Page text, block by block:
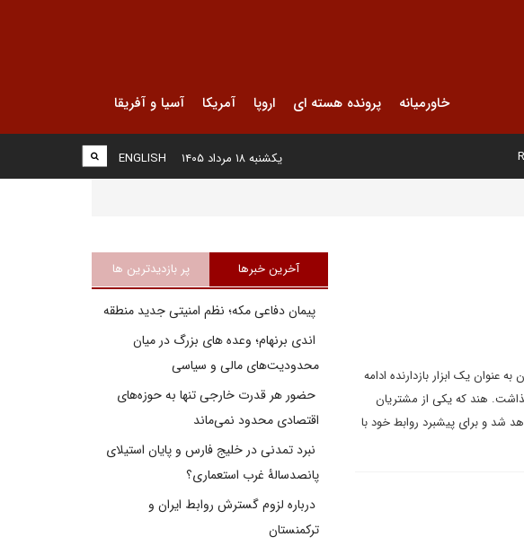
خاورمیانه پرونده هسته ای اروپا آمریکا آسیا و آفریقا
ENGLISH یکشنبه ۱۸ مرداد ۱۴۰۵
تحریم ها علیه ایران به عنوان یک ابزار بازدارنده ادامه
هند که یکی از مشتریان
شد و برای پیشبرد روابط خود با
آخرین خبرها پر بازدیدترین ها
پیمان دفاعی مکه؛ نظم امنیتی جدید منطقه
اندی برنهام؛ وعده های بزرگ در میان
محدودیت‌های مالی و سیاسی
حضور هر قدرت خارجی تنها به حوزه‌های
اقتصادی محدود نمی‌ماند
نبرد تمدنی در خلیج فارس و پایان استیلای
پانصدسالۀ غرب استعماری؟
درباره لزوم گسترش روابط ایران و
ترکمنستان